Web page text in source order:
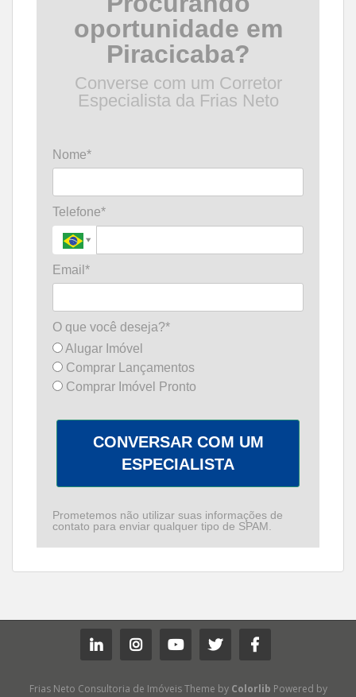
oportunidade em
Piracicaba?
Converse com um Corretor
Especialista da Frias Neto
Nome*
Telefone*
Email*
O que você deseja?*
Alugar Imóvel
Comprar Lançamentos
Comprar Imóvel Pronto
CONVERSAR COM UM
ESPECIALISTA
Prometemos não utilizar suas informações de
contato para enviar qualquer tipo de SPAM.
Frias Neto Consultoria de Imóveis Theme by Colorlib Powered by